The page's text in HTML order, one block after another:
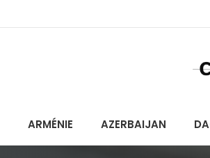
ARMÉNIE AZERBAIJAN